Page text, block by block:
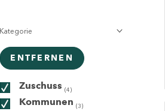
Kategorie
ENTFERNEN
Zuschuss (4)
Kommunen (3)